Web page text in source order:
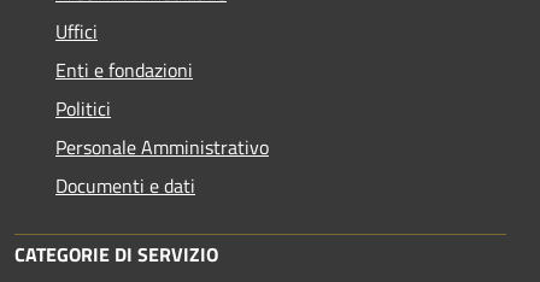
Uffici
Enti e fondazioni
Politici
Personale Amministrativo
Documenti e dati
CATEGORIE DI SERVIZIO